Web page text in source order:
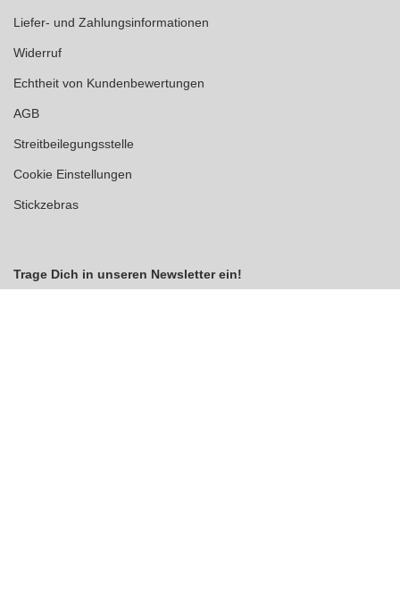
Liefer- und Zahlungsinformationen
Widerruf
Echtheit von Kundenbewertungen
AGB
Streitbeilegungsstelle
Cookie Einstellungen
Stickzebras
Trage Dich in unseren Newsletter ein!